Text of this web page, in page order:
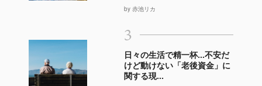
by 赤池リカ
3
日々の生活で精一杯…不安だ
けど動けない「老後資金」に
関する現...